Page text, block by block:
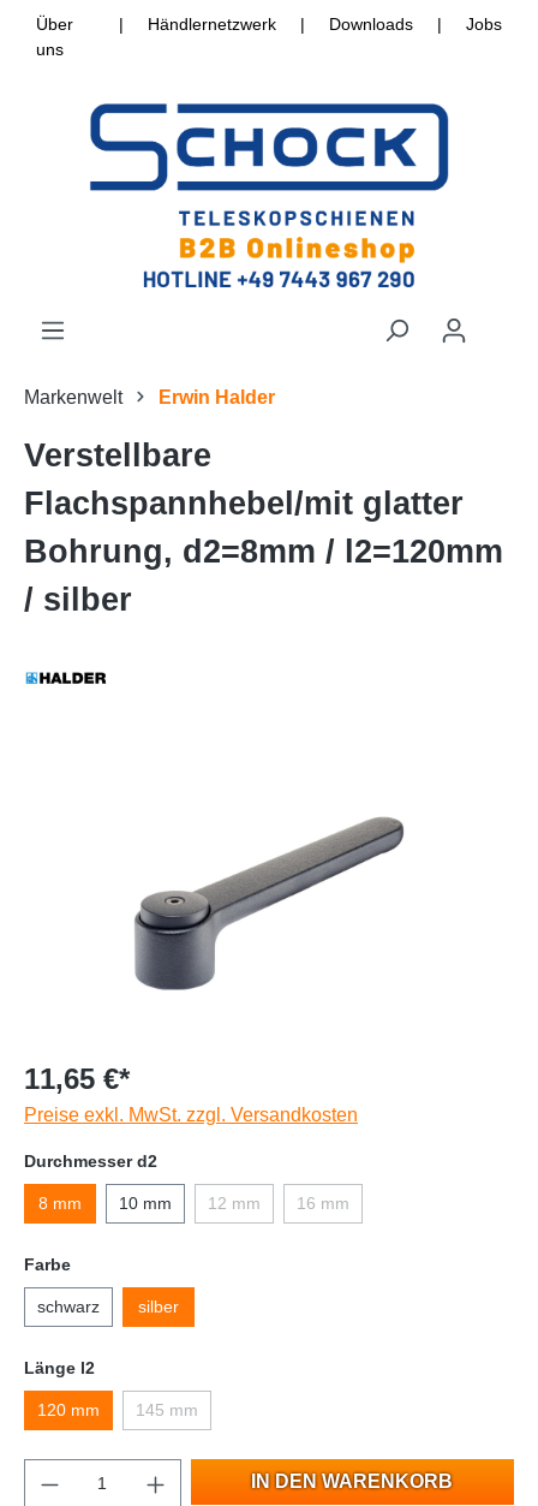
Über
uns
| Händlernetzwerk | Downloads | Jobs
Markenwelt Erwin Halder
Verstellbare
Flachspannhebel/mit glatter
Bohrung, d2=8mm / l2=120mm
/ silber
11,65 €*
Preise exkl. MwSt. zzgl. Versandkosten
Durchmesser d2
8 mm 10 mm 12 mm 16 mm
Farbe
schwarz silber
Länge l2
120 mm 145 mm
IN DEN WARENKORB